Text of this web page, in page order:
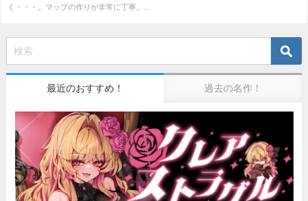
く・・・。マップの作りが非常に丁寧。...
最近のおすすめ！ 過去の名作！